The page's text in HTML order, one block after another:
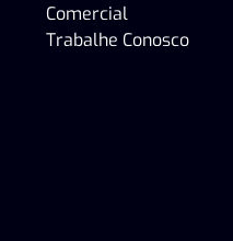
Comercial
Trabalhe Conosco